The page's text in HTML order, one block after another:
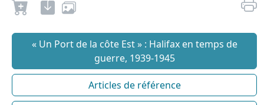
« Un Port de la côte Est » : Halifax en temps de
guerre, 1939-1945
Articles de référence